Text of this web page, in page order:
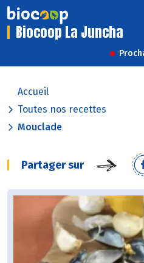
Biocoop La Juncha
Accueil
Toutes nos recettes
Mouclade
Partager sur